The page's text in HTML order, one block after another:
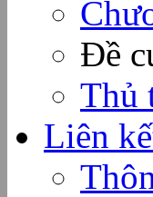
Đề
Thủ
Liên